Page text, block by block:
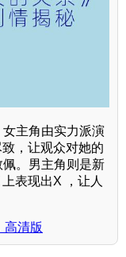
主角由实力派演
，让观众对她的
。男主角则是新
表现出X ，让人
高清版